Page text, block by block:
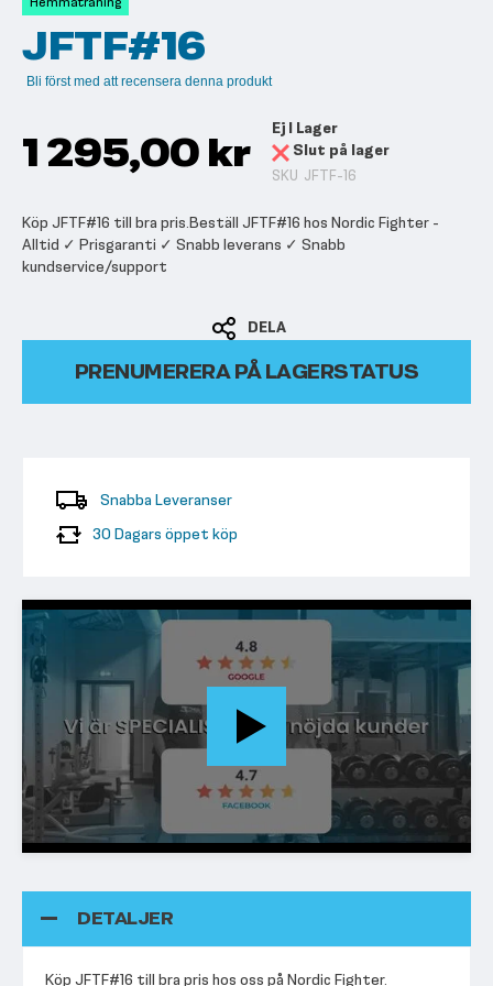
bildgalleriet
JFTF#16
Bli först med att recensera denna produkt
1 295,00 kr
Ej I Lager
Slut på lager
SKU JFTF-16
Köp JFTF#16 till bra pris.Beställ JFTF#16 hos Nordic Fighter -
Alltid ✓ Prisgaranti ✓ Snabb leverans ✓ Snabb
kundservice/support
DELA
PRENUMERERA PÅ LAGERSTATUS
Snabba Leveranser
30 Dagars öppet köp
DETALJER
Köp JFTF#16 till bra pris hos oss på Nordic Fighter.